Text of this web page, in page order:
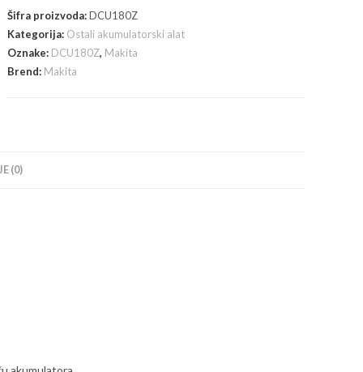
kolica
DCU180Z
količina
Šifra proizvoda:DCU180Z
Kategorija: Ostali akumulatorski alat
Oznake: DCU180Z, Makita
Brend: Makita
(0)